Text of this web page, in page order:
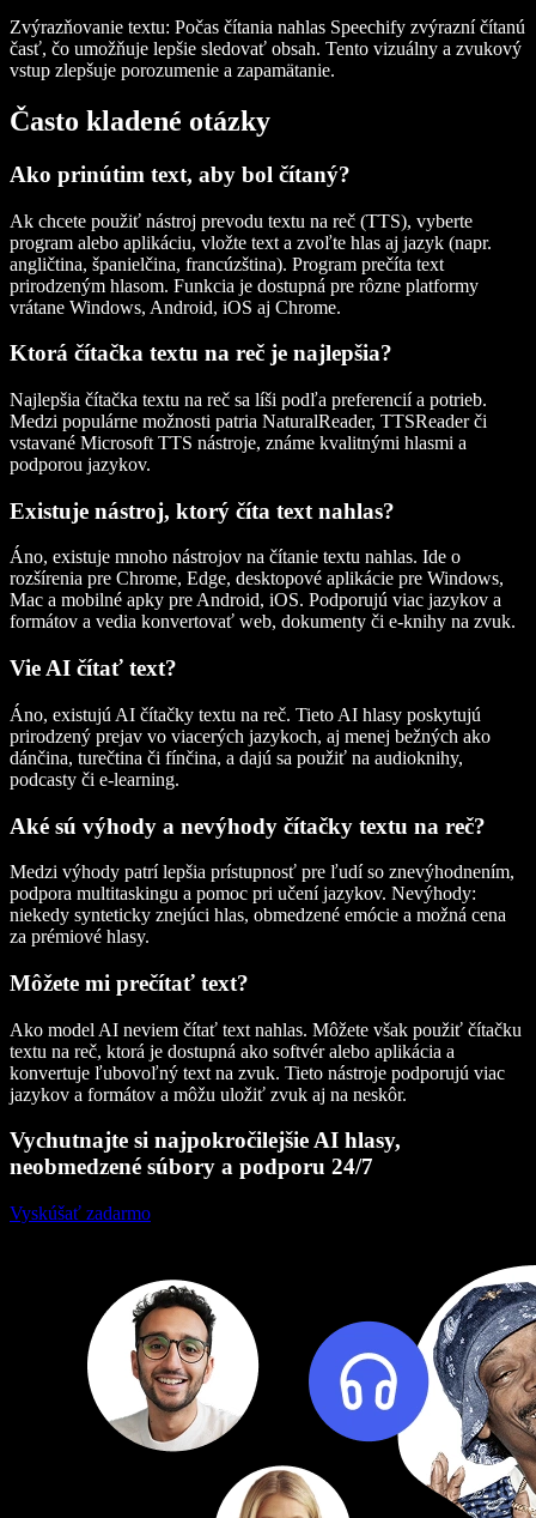
Zvýrazňovanie textu: Počas čítania nahlas Speechify zvýrazní čítanú
časť, čo umožňuje lepšie sledovať obsah. Tento vizuálny a zvukový
vstup zlepšuje porozumenie a zapamätanie.
Často kladené otázky
Ako prinútim text, aby bol čítaný?
Ak chcete použiť nástroj prevodu textu na reč (TTS), vyberte
program alebo aplikáciu, vložte text a zvoľte hlas aj jazyk (napr.
angličtina, španielčina, francúzština). Program prečíta text
prirodzeným hlasom. Funkcia je dostupná pre rôzne platformy
vrátane Windows, Android, iOS aj Chrome.
Ktorá čítačka textu na reč je najlepšia?
Najlepšia čítačka textu na reč sa líši podľa preferencií a potrieb.
Medzi populárne možnosti patria NaturalReader, TTSReader či
vstavané Microsoft TTS nástroje, známe kvalitnými hlasmi a
podporou jazykov.
Existuje nástroj, ktorý číta text nahlas?
Áno, existuje mnoho nástrojov na čítanie textu nahlas. Ide o
rozšírenia pre Chrome, Edge, desktopové aplikácie pre Windows,
Mac a mobilné apky pre Android, iOS. Podporujú viac jazykov a
formátov a vedia konvertovať web, dokumenty či e‑knihy na zvuk.
Vie AI čítať text?
Áno, existujú AI čítačky textu na reč. Tieto AI hlasy poskytujú
prirodzený prejav vo viacerých jazykoch, aj menej bežných ako
dánčina, turečtina či fínčina, a dajú sa použiť na audioknihy,
podcasty či e‑learning.
Aké sú výhody a nevýhody čítačky textu na reč?
Medzi výhody patrí lepšia prístupnosť pre ľudí so znevýhodnením,
podpora multitaskingu a pomoc pri učení jazykov. Nevýhody:
niekedy synteticky znejúci hlas, obmedzené emócie a možná cena
za prémiové hlasy.
Môžete mi prečítať text?
Ako model AI neviem čítať text nahlas. Môžete však použiť čítačku
textu na reč, ktorá je dostupná ako softvér alebo aplikácia a
konvertuje ľubovoľný text na zvuk. Tieto nástroje podporujú viac
jazykov a formátov a môžu uložiť zvuk aj na neskôr.
Vychutnajte si najpokročilejšie AI hlasy,
neobmedzené súbory a podporu 24/7
Vyskúšať zadarmo